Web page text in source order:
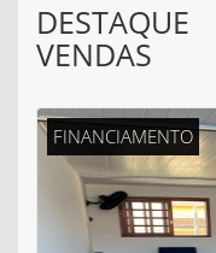
DESTAQUE
VENDAS
FINANCIAMENTO